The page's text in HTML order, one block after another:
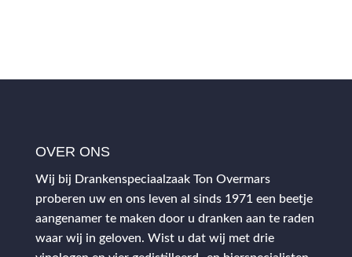
OVER ONS
Wij bij Drankenspeciaalzaak Ton Overmars
proberen uw en ons leven al sinds 1971 een beetje
aangenamer te maken door u dranken aan te raden
waar wij in geloven. Wist u dat wij met drie